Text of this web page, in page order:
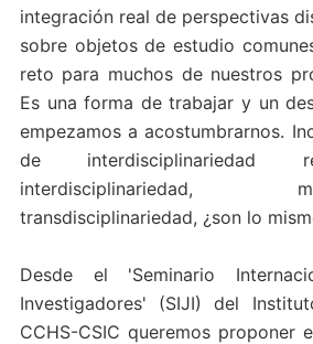
integración real de perspectivas
sobre objetos de estudio
reto para muchos de nuestros
Es una forma de trabajar y un
empezamos a acostumbrarnos.
de interdisciplinariedad
interdisciplinariedad,
transdisciplinariedad, ¿son lo
Desde el 'Seminario
Investigadores' (SIJI) del
CCHS-CSIC queremos proponer